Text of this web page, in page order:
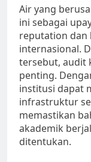
Air yang
ini sebagai
reputation dan
internasional.
tersebut, audit
penting.
institusi dapat
infrastruktur
memastikan
akademik
ditentukan.